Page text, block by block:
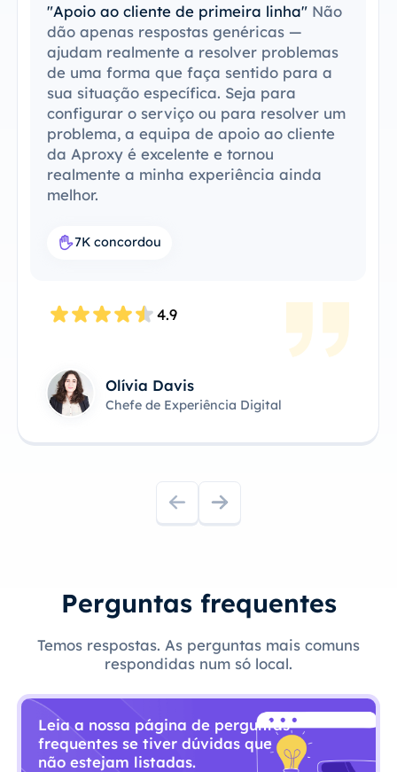
"Apoio ao cliente de primeira linha" Não
dão apenas respostas genéricas —
ajudam realmente a resolver problemas
de uma forma que faça sentido para a
sua situação específica. Seja para
configurar o serviço ou para resolver um
problema, a equipa de apoio ao cliente
da Aproxy é excelente e tornou
realmente a minha experiência ainda
melhor.
7K concordou
4.9
Olívia Davis
Chefe de Experiência Digital
Perguntas frequentes
Temos respostas. As perguntas mais comuns
respondidas num só local.
Leia a nossa página de perguntas
frequentes se tiver dúvidas que
não estejam listadas.